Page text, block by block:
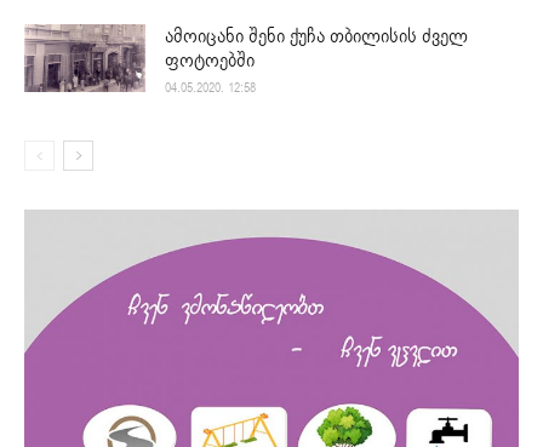
ამოიცანი შენი ქუჩა თბილისის ძველ
ფოტოებში
04.05.2020. 12:58